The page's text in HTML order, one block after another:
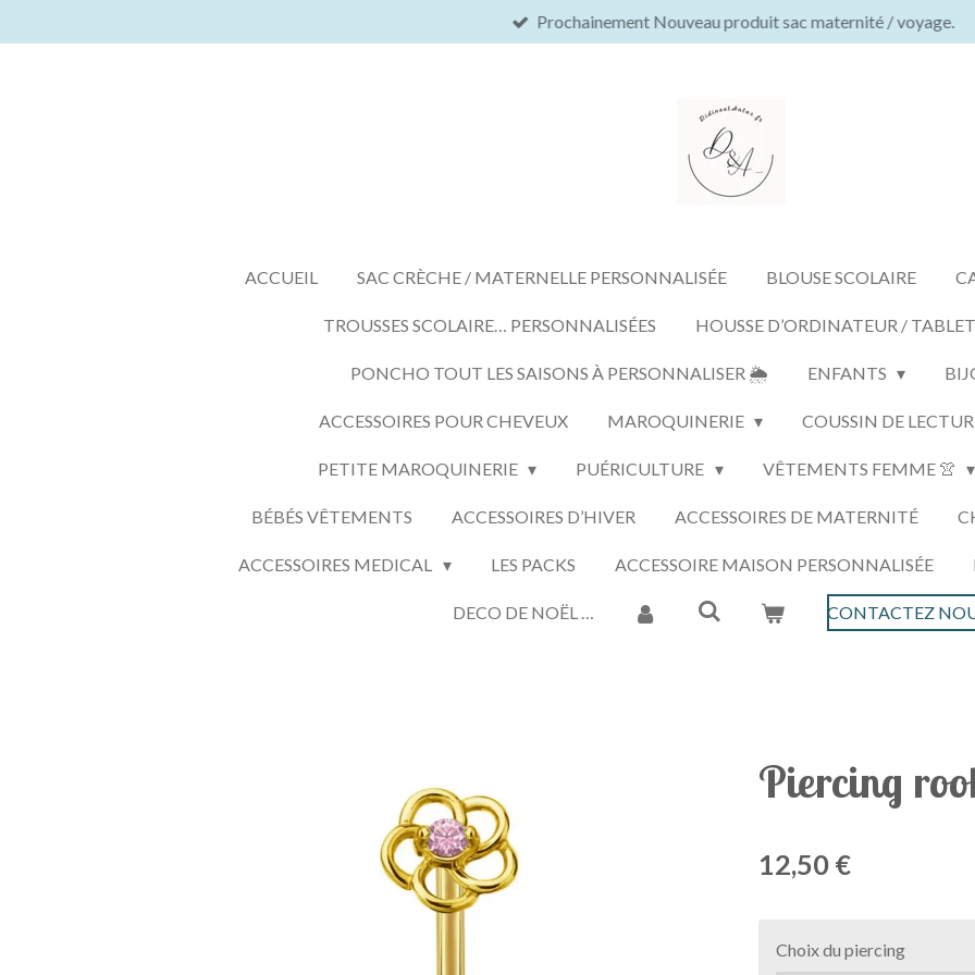
au
Prochainement Nouveau produit sac maternité / voyage.
ACCUEIL SAC CRÈCHE / MATERNELLE PERSONNALISÉE BLOUSE SCOLAIRE
TROUSSES SCOLAIRE… PERSONNALISÉES HOUSSE D’ORDINATEUR /
PONCHO TOUT LES SAISONS À PERSONNALISER 🌦️ ENFANTS
ACCESSOIRES POUR CHEVEUX MAROQUINERIE COUSSIN DE
PETITE MAROQUINERIE PUÉRICULTURE VÊTEMENTS FEMME 👚
BÉBÉS VÊTEMENTS ACCESSOIRES D’HIVER ACCESSOIRES DE MATERNITÉ
ACCESSOIRES MEDICAL LES PACKS ACCESSOIRE MAISON PERSONNALISÉE
DECO DE NOËL … CONTACTEZ
Piercing
12,50 €
Choix du piercing